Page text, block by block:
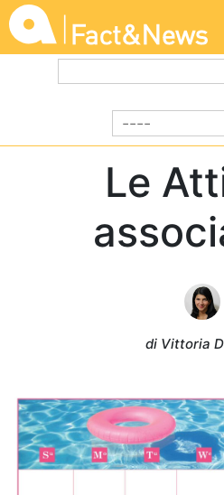
----
Le
di Vittoria